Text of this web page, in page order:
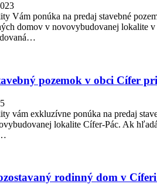
Vám ponúka na predaj stavebné
domov v novovybudovanej lokalite
pozemok v obci Cífer
vám exkluzívne ponúka na predaj
lokalite Cífer-Pác. Ak
rodinný dom v